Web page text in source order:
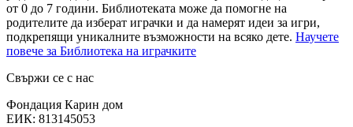
от 0 до 7 години. Библиотеката може да помогне на
родителите да изберат играчки и да намерят идеи за игри,
подкрепящи уникалните възможности на всяко дете. Научете
повече за Библиотека на играчките
Свържи се с нас
Фондация Карин дом
ЕИК: 813145053